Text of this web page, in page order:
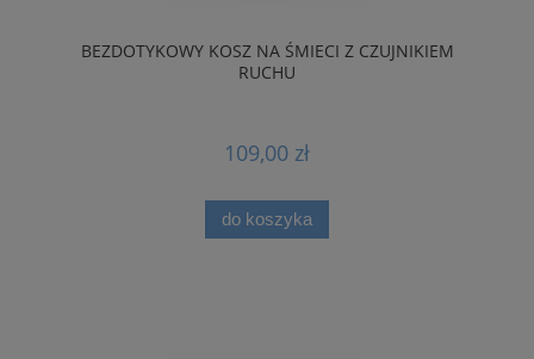
BEZDOTYKOWY KOSZ NA ŚMIECI Z CZUJNIKIEM
RUCHU
109,00 zł
do koszyka